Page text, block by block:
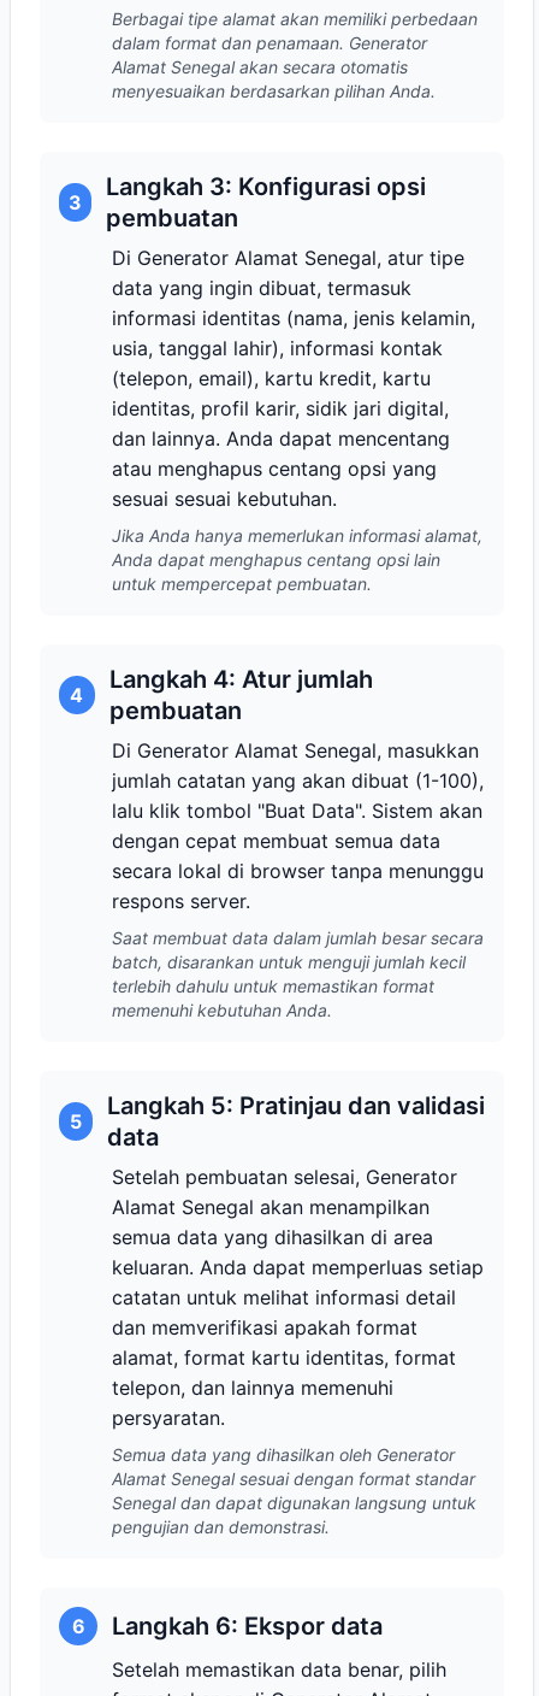
Berbagai tipe alamat akan memiliki perbedaan
dalam format dan penamaan. Generator
Alamat Senegal akan secara otomatis
menyesuaikan berdasarkan pilihan Anda.
3
Langkah 3: Konfigurasi opsi
pembuatan
Di Generator Alamat Senegal, atur tipe
data yang ingin dibuat, termasuk
informasi identitas (nama, jenis kelamin,
usia, tanggal lahir), informasi kontak
(telepon, email), kartu kredit, kartu
identitas, profil karir, sidik jari digital,
dan lainnya. Anda dapat mencentang
atau menghapus centang opsi yang
sesuai sesuai kebutuhan.
Jika Anda hanya memerlukan informasi alamat,
Anda dapat menghapus centang opsi lain
untuk mempercepat pembuatan.
4
Langkah 4: Atur jumlah
pembuatan
Di Generator Alamat Senegal, masukkan
jumlah catatan yang akan dibuat (1-100),
lalu klik tombol "Buat Data". Sistem akan
dengan cepat membuat semua data
secara lokal di browser tanpa menunggu
respons server.
Saat membuat data dalam jumlah besar secara
batch, disarankan untuk menguji jumlah kecil
terlebih dahulu untuk memastikan format
memenuhi kebutuhan Anda.
5
Langkah 5: Pratinjau dan validasi
data
Setelah pembuatan selesai, Generator
Alamat Senegal akan menampilkan
semua data yang dihasilkan di area
keluaran. Anda dapat memperluas setiap
catatan untuk melihat informasi detail
dan memverifikasi apakah format
alamat, format kartu identitas, format
telepon, dan lainnya memenuhi
persyaratan.
Semua data yang dihasilkan oleh Generator
Alamat Senegal sesuai dengan format standar
Senegal dan dapat digunakan langsung untuk
pengujian dan demonstrasi.
6 Langkah 6: Ekspor data
Setelah memastikan data benar, pilih